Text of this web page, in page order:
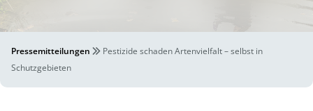
Pressemitteilungen
Pestizide schaden Artenvielfalt – selbst in
Schutzgebieten